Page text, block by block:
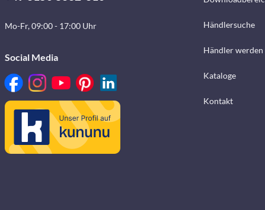
Mo-Fr, 09:00 - 17:00 Uhr
Social Media
Händlersuche
Händler werden
Kataloge
Kontakt